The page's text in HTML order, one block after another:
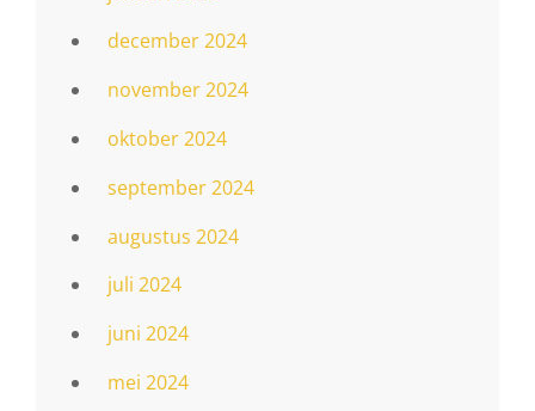
december 2024
november 2024
oktober 2024
september 2024
augustus 2024
juli 2024
juni 2024
mei 2024